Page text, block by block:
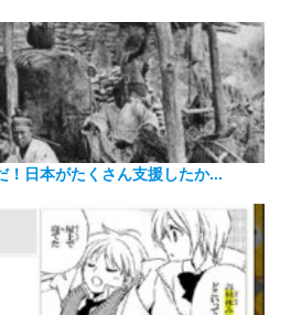
！日本がたくさん支援したか...